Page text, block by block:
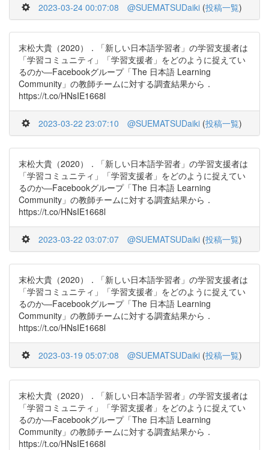
2023-03-24 00:07:08 @SUEMATSUDaiki (投稿一覧)
末松大貴（2020）．「新しい日本語学習者」の学習支援者は
「学習コミュニティ」「学習支援者」をどのように捉えてい
るのか―Facebookグループ「The 日本語 Learning
Community」の教師チームに対する調査結果から．
https://t.co/HNsIE1668l
2023-03-22 23:07:10 @SUEMATSUDaiki (投稿一覧)
末松大貴（2020）．「新しい日本語学習者」の学習支援者は
「学習コミュニティ」「学習支援者」をどのように捉えてい
るのか―Facebookグループ「The 日本語 Learning
Community」の教師チームに対する調査結果から．
https://t.co/HNsIE1668l
2023-03-22 03:07:07 @SUEMATSUDaiki (投稿一覧)
末松大貴（2020）．「新しい日本語学習者」の学習支援者は
「学習コミュニティ」「学習支援者」をどのように捉えてい
るのか―Facebookグループ「The 日本語 Learning
Community」の教師チームに対する調査結果から．
https://t.co/HNsIE1668l
2023-03-19 05:07:08 @SUEMATSUDaiki (投稿一覧)
末松大貴（2020）．「新しい日本語学習者」の学習支援者は
「学習コミュニティ」「学習支援者」をどのように捉えてい
るのか―Facebookグループ「The 日本語 Learning
Community」の教師チームに対する調査結果から．
https://t.co/HNsIE1668l